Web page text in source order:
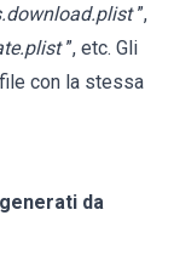
”,
”, etc. Gli
con la stessa
da